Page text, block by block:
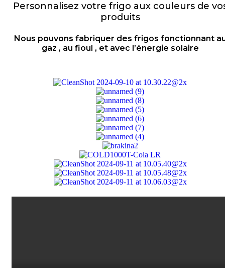
Personnalisez votre frigo aux couleurs de
produits
Nous pouvons fabriquer des frigos fonctionnant
gaz , au fioul , et avec l’énergie solaire